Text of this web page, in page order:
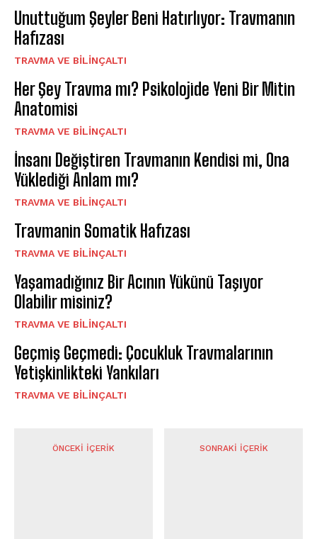
Unuttuğum Şeyler Beni Hatırlıyor: Travmanın
Hafızası
⁠TRAVMA VE BILINÇALTI
Her Şey Travma mı? Psikolojide Yeni Bir Mitin
Anatomisi
⁠TRAVMA VE BILINÇALTI
İnsanı Değiştiren Travmanın Kendisi mi, Ona
Yüklediği Anlam mı?
⁠TRAVMA VE BILINÇALTI
Travmanin Somatik Hafızası
⁠TRAVMA VE BILINÇALTI
Yaşamadığınız Bir Acının Yükünü Taşıyor
Olabilir misiniz?
⁠TRAVMA VE BILINÇALTI
Geçmiş Geçmedi: Çocukluk Travmalarının
Yetişkinlikteki Yankıları
⁠TRAVMA VE BILINÇALTI
ÖNCEKI İÇERIK SONRAKI İÇERIK